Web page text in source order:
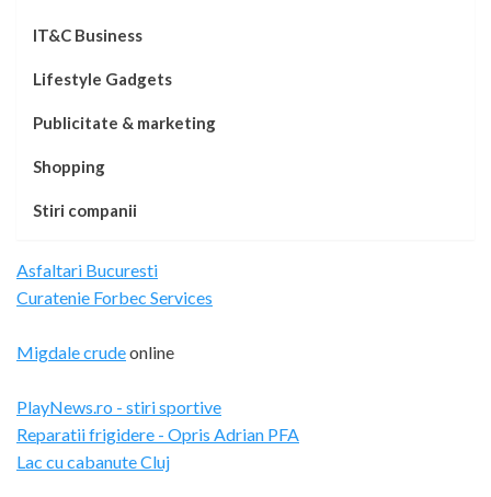
IT&C Business
Lifestyle Gadgets
Publicitate & marketing
Shopping
Stiri companii
Asfaltari Bucuresti
Curatenie Forbec Services
Migdale crudeonline
PlayNews.ro - stiri sportive
Reparatii frigidere - Opris Adrian PFA
Lac cu cabanute Cluj